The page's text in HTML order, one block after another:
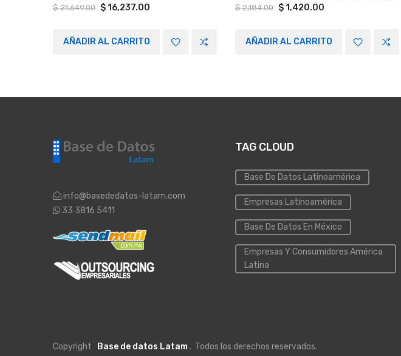
$21,649.00 Original
$16,237.00
AÑADIR AL CARRITO
Ciudad De México
$2,184.00 Original
$1,420.00
AÑADIR AL CARRITO
info@basededatos-latam.com
33 3816 5411
TAG CLOUD
Base De Datos Latinoamérica
Empresas Latinoamérica
Base De Datos En México
Empresas Y Consumidores América
Latina
Copyright Base de datos Latam . Todos los derechos reservados.